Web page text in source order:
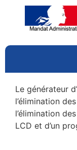
Le générateur
l’élimination
l’élimination
LCD et d’un